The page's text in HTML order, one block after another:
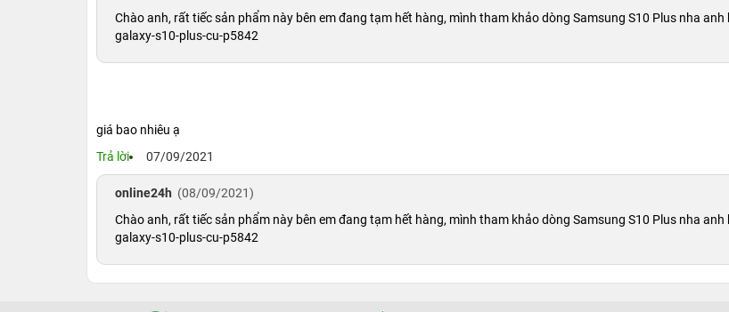
những thế, chiếc smartphone này còn sở hữu thiết kế khung kim loại nguyên khối giúp mang đến sự chắc chắn tối
phẩm. Qua đó, sẽ khiến bạn không còn phải lo lắng khi điện thoại chẳng may bị va đập, rơi rớt hay chịu lực shock
Thêm vào đó, chiếc điện thoại hiện đại này còn được tích hợp vô vàn tiện dụng như mở khoá bằng vân tay,
Chào anh, rất tiếc sản phẩm này bên em đang tạm hết hàng, mình tham khảo dòng Samsung S10 Plus nha
galaxy-s10-plus-cu-p5842
giá bao nhiêu ạ
Trả lời
07/09/2021
online24h (08/09/2021)
Chào anh, rất tiếc sản phẩm này bên em đang tạm hết hàng, mình tham khảo dòng Samsung S10 Plus nha
galaxy-s10-plus-cu-p5842